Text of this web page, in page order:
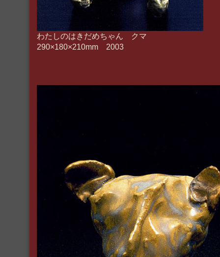
わたしのはきだめちゃん クマ
290×180×210mm 2003